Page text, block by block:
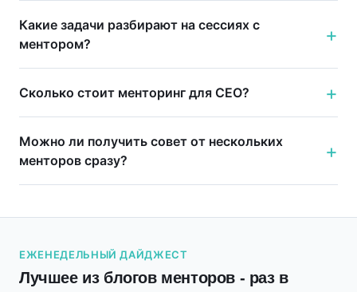
Какие задачи разбирают на сессиях с
ментором?
Сколько стоит менторинг для CEO?
Можно ли получить совет от нескольких
менторов сразу?
ЕЖЕНЕДЕЛЬНЫЙ ДАЙДЖЕСТ
Лучшее из блогов менторов - раз в